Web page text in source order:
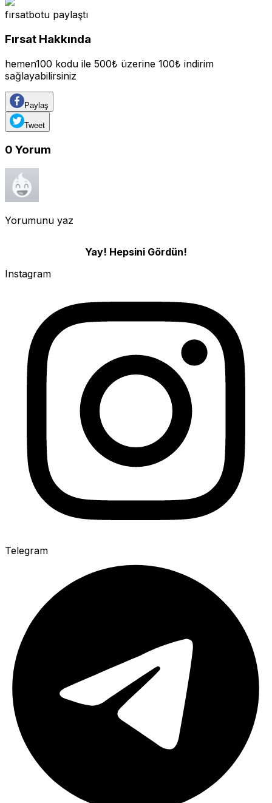
fırsatbotu paylaştı
Fırsat Hakkında
hemen100 kodu ile 500₺ üzerine 100₺ indirim
sağlayabilirsiniz
Paylaş
Tweet
0 Yorum
Yorumunu yaz
Yay! Hepsini Gördün!
Instagram
Telegram